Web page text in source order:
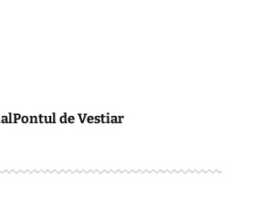
Pontul de Vestiar